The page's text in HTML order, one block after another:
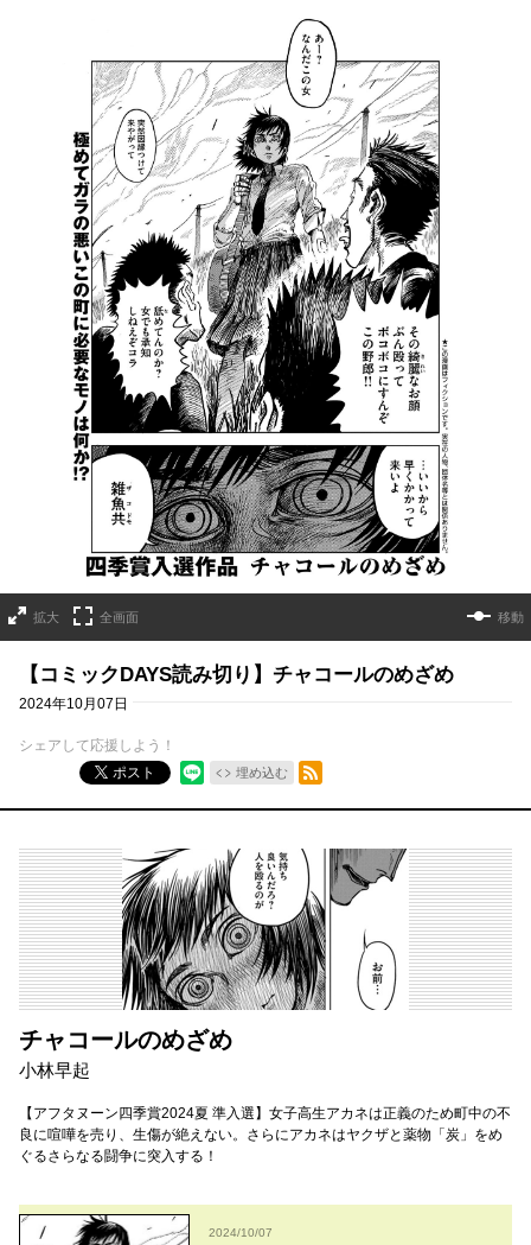
拡大 全画面 移動
【コミックDAYS読み切り】チャコールのめざめ
2024年10月07日
シェアして応援しよう！
ポスト
埋め込む
RSSフィード
チャコールのめざめ
小林早起
【アフタヌーン四季賞2024夏 準入選】女子高生アカネは正義のため町中の不
良に喧嘩を売り、生傷が絶えない。さらにアカネはヤクザと薬物「炭」をめ
ぐるさらなる闘争に突入する！
2024/10/07